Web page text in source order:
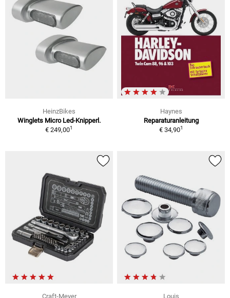
HeinzBikes
Winglets Micro Led-Knipperl.
€ 249,001
Haynes
Reparaturanleitung
€ 34,901
Craft-Meyer
Louis